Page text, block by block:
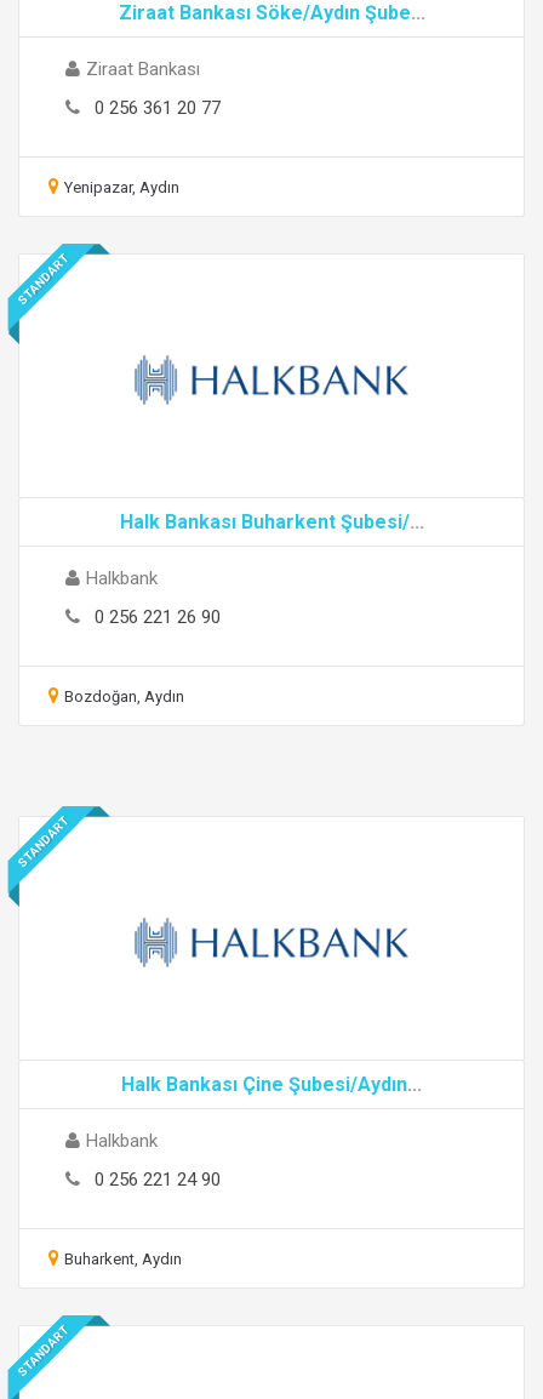
Ziraat Bankası Söke/Aydın Şube...
Ziraat Bankası
0 256 361 20 77
Yenipazar, Aydın
STANDART
Halk Bankası Buharkent Şubesi/...
Halkbank
0 256 221 26 90
Bozdoğan, Aydın
STANDART
Halk Bankası Çine Şubesi/Aydın...
Halkbank
0 256 221 24 90
Buharkent, Aydın
STANDART